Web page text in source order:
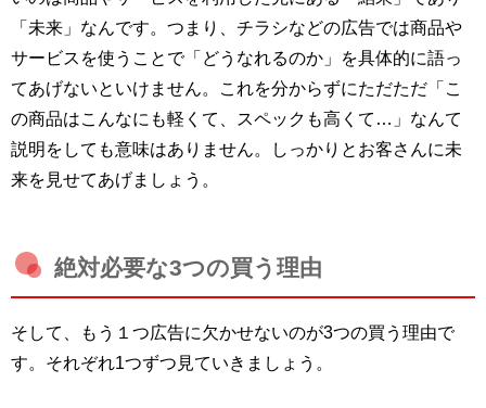
「未来」なんです。つまり、チラシなどの広告では商品や
サービスを使うことで「どうなれるのか」を具体的に語っ
てあげないといけません。これを分からずにただただ「こ
の商品はこんなにも軽くて、スペックも高くて…」なんて
説明をしても意味はありません。しっかりとお客さんに未
来を見せてあげましょう。
絶対必要な3つの買う理由
そして、もう１つ広告に欠かせないのが3つの買う理由で
す。それぞれ1つずつ見ていきましょう。